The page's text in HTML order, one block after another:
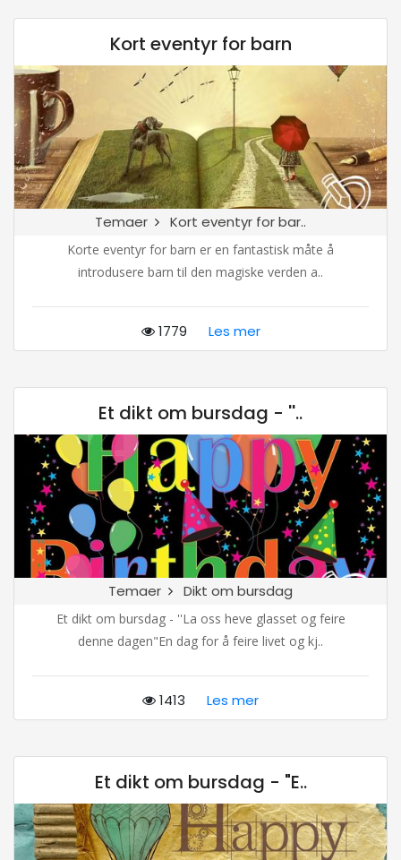
Kort eventyr for barn
Temaer Kort eventyr for bar..
Korte eventyr for barn er en fantastisk måte å
introdusere barn til den magiske verden a..
1779 Les mer
Et dikt om bursdag - ''..
Temaer Dikt om bursdag
Et dikt om bursdag - ''La oss heve glasset og feire
denne dagen"En dag for å feire livet og kj..
1413 Les mer
Et dikt om bursdag - "E..